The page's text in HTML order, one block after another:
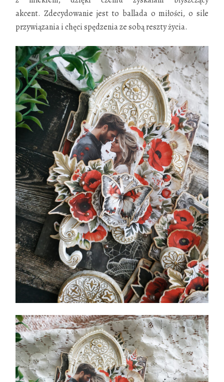
akcent. Zdecydowanie jest to ballada o miłości, o sile
przywiązania i chęci spędzenia ze sobą reszty życia.